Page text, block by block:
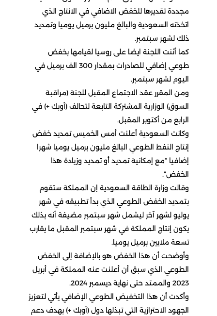
مجددة تقديرها للخفض الاضافي في الانتاج الذي
اتخذته السعودية والبالغ مليون برميل يوميا وتمديد
ذلك لشهر سبتمبر.
كما أثنت اللجنة ايضا على روسيا لقيامها بخفض
طوعي إضافي للصادرات بمقدار 300 الف برميل في
اليوم لشهر سبتمبر.
ومن المقرر عقد الاجتماع المقبل للجنة (مراقبة
السوق) الوزارية المشتركة التابعة لتحالف (أوبك +) في
الرابع من أكتوبر المقبل.
وكانت السعودية أعلنت أمس الخميس تمديد خفض
إنتاج النفط الطوعي البالغ مليون برميل يوميا شهرا
إضافيا “مع إمكانية تمديد أو تمديد وزيادة هذا
الخفض”.
وقالت وزارة الطاقة السعودية إن المملكة ستقوم
بتمديد الخفض الطوعي الذي بدأ تطبيقه في شهر
يوليو لشهر آخر ليشمل شهر سبتمبر مضيفة أنه بذلك
يكون إنتاج المملكة في شهر سبتمبر المقبل ما يقارب
تسعة ملايين برميل يوميا.
وأوضحت أن هذا الخفض هو بالإضافة إلى الخفض
الطوعي الذي سبق أن أعلنت عنه المملكة في أبريل
2023 والممتد حتى نهاية ديسمبر 2024.
وأكدت أن هذا التخفيض الطوعي الإضافي يأتي لتعزيز
الجهود الاحترازية التي تبذلها دول (أوبك +) بهدف دعم